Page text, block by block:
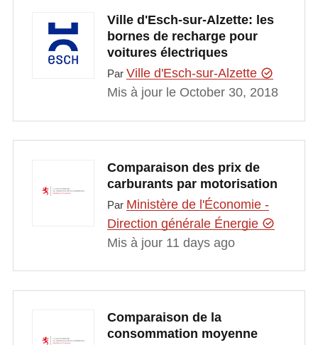
Ville d'Esch-sur-Alzette: les
bornes de recharge pour
voitures électriques
Par Ville d'Esch-sur-Alzette
Mis à jour le October 30, 2018
Comparaison des prix de
carburants par motorisation
Par Ministère de l'Économie -
Direction générale Énergie
Mis à jour 11 days ago
Comparaison de la
consommation moyenne